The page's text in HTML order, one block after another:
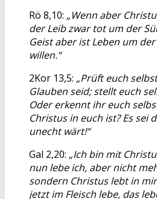
Rö 8,10: „Wenn aber
der Leib zwar tot um der
Geist aber ist Leben um
willen.“
2Kor 13,5: „Prüft euch
Glauben seid; stellt euch
Oder erkennt ihr euch
Christus in euch ist? Es sei
unecht wärt!“
Gal 2,20: „Ich bin mit
nun lebe ich, aber nicht
sondern Christus lebt in
jetzt im Fleisch lebe, das